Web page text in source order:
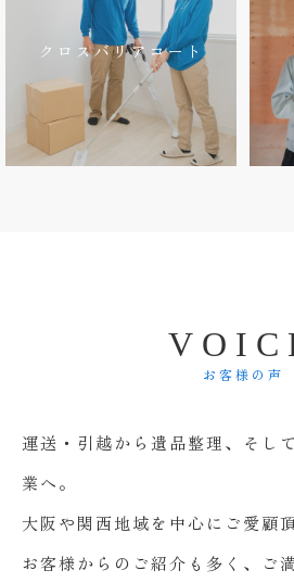
クロスバリアコート
V O I C
お客様の声
運送・引越から遺品整理、そし
業へ。
大阪や関西地域を中心にご愛顧
お客様からのご紹介も多く、ご